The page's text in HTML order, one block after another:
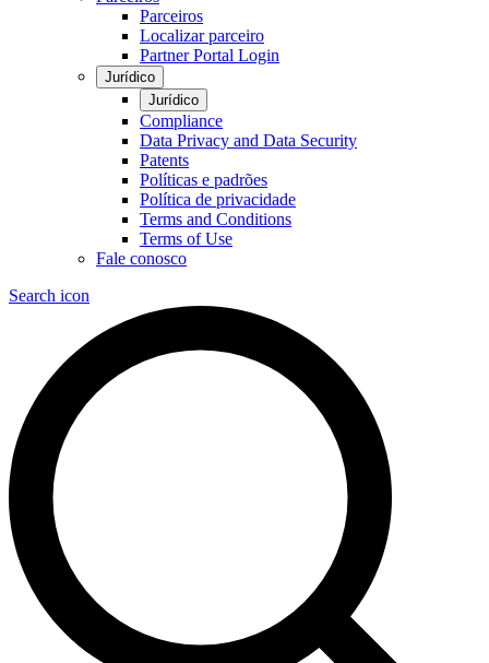
Parceiros
Localizar parceiro
Partner Portal Login
Jurídico
Jurídico
Compliance
Data Privacy and Data Security
Patents
Políticas e padrões
Política de privacidade
Terms and Conditions
Terms of Use
Fale conosco
Search icon